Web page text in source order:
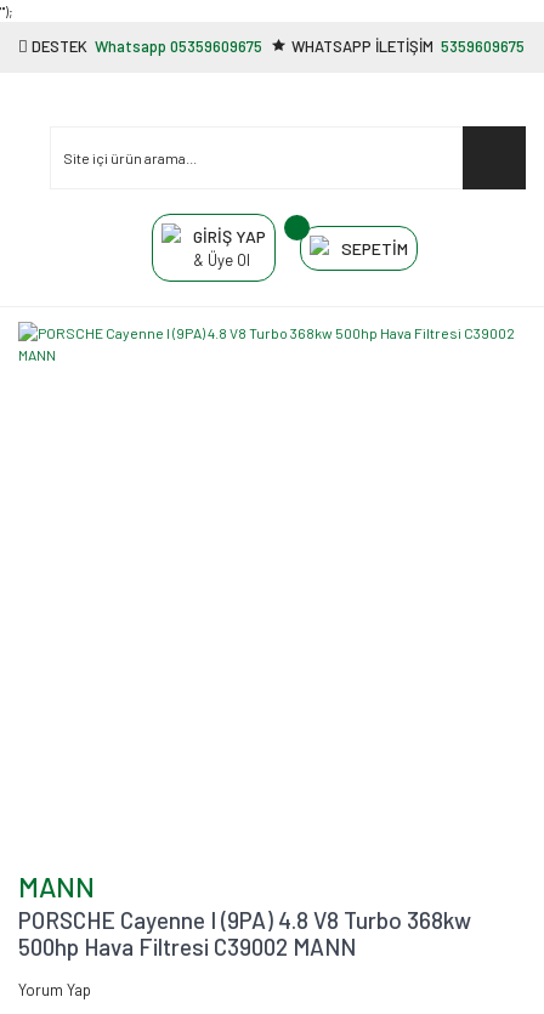
"');
DESTEK Whatsapp 05359609675 WHATSAPP İLETİŞİM 5359609675
GİRİŞ YAP
& Üye Ol
SEPETİM
MANN
PORSCHE Cayenne I (9PA) 4.8 V8 Turbo 368kw
500hp Hava Filtresi C39002 MANN
Yorum Yap